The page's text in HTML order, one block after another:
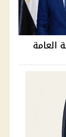
العامة